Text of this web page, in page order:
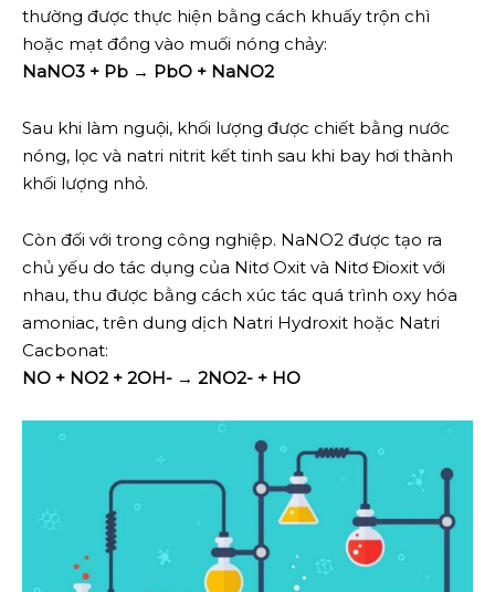
thường được thực hiện bằng cách khuấy trộn chì
hoặc mạt đồng vào muối nóng chảy:
NaNO3 + Pb → PbO + NaNO2
Sau khi làm nguội, khối lượng được chiết bằng nước
nóng, lọc và natri nitrit kết tinh sau khi bay hơi thành
khối lượng nhỏ.
Còn đối với trong công nghiệp. NaNO2 được tạo ra
chủ yếu do tác dụng của Nitơ Oxit và Nitơ Đioxit với
nhau, thu được bằng cách xúc tác quá trình oxy hóa
amoniac, trên dung dịch Natri Hydroxit hoặc Natri
Cacbonat:
NO + NO2 + 2OH- → 2NO2- + HO